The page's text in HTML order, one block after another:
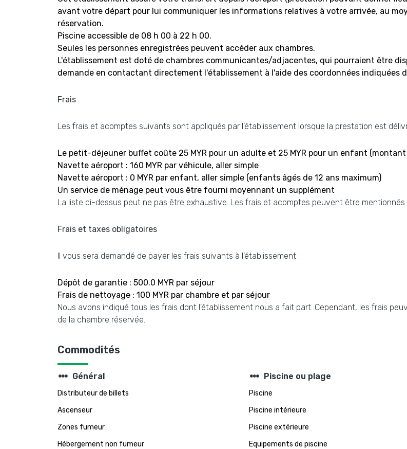
avant votre départ pour lui communiquer les informations relatives à votre arrivée, au
réservation.
Piscine accessible de 08 h 00 à 22 h 00.
Seules les personnes enregistrées peuvent accéder aux chambres.
L'établissement est doté de chambres communicantes/adjacentes, qui pourraient être
demande en contactant directement l'établissement à l'aide des coordonnées indiquées
Frais
Les frais et acomptes suivants sont appliqués par l'établissement lorsque la prestation est
Le petit-déjeuner buffet coûte 25 MYR pour un adulte et 25 MYR pour un enfant
Navette aéroport : 160 MYR par véhicule, aller simple
Navette aéroport : 0 MYR par enfant, aller simple (enfants âgés de 12 ans maximum)
Un service de ménage peut vous être fourni moyennant un supplément
La liste ci-dessus peut ne pas être exhaustive. Les frais et acomptes peuvent être
Frais et taxes obligatoires
Il vous sera demandé de payer les frais suivants à l'établissement :
Dépôt de garantie : 500.0 MYR par séjour
Frais de nettoyage : 100 MYR par chambre et par séjour
Nous avons indiqué tous les frais dont l'établissement nous a fait part. Cependant, les frais
de la chambre réservée.
Commodités
steppers Général
Distributeur de billets
Ascenseur
Zones fumeur
Hébergement non fumeur
steppers Piscine ou plage
Piscine
Piscine intérieure
Piscine extérieure
Equipements de piscine